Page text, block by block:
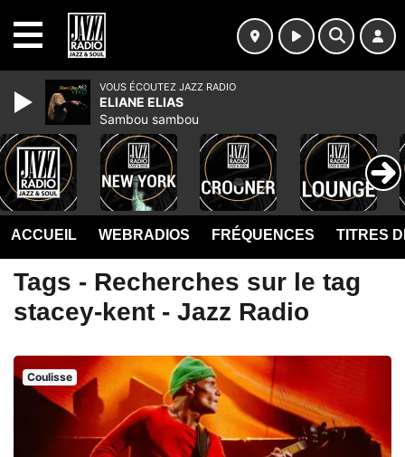
ACCUEIL WEBRADIOS FRÉQUENCES TITRES
Tags - Recherches sur le tag
stacey-kent - Jazz Radio
Coulisse
VOUS ÉCOUTEZ JAZZ RADIO
ELIANE ELIAS
Sambou sambou